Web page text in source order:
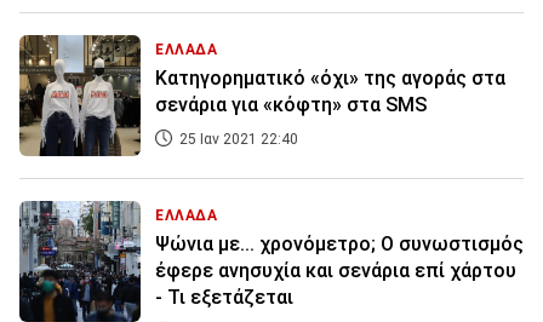
ΕΛΛΑΔΑ
Κατηγορηματικό «όχι» της αγοράς στα
σενάρια για «κόφτη» στα SMS
25 Ιαν 2021 22:40
ΕΛΛΑΔΑ
Ψώνια με... χρονόμετρο; Ο συνωστισμός
έφερε ανησυχία και σενάρια επί χάρτου
- Τι εξετάζεται